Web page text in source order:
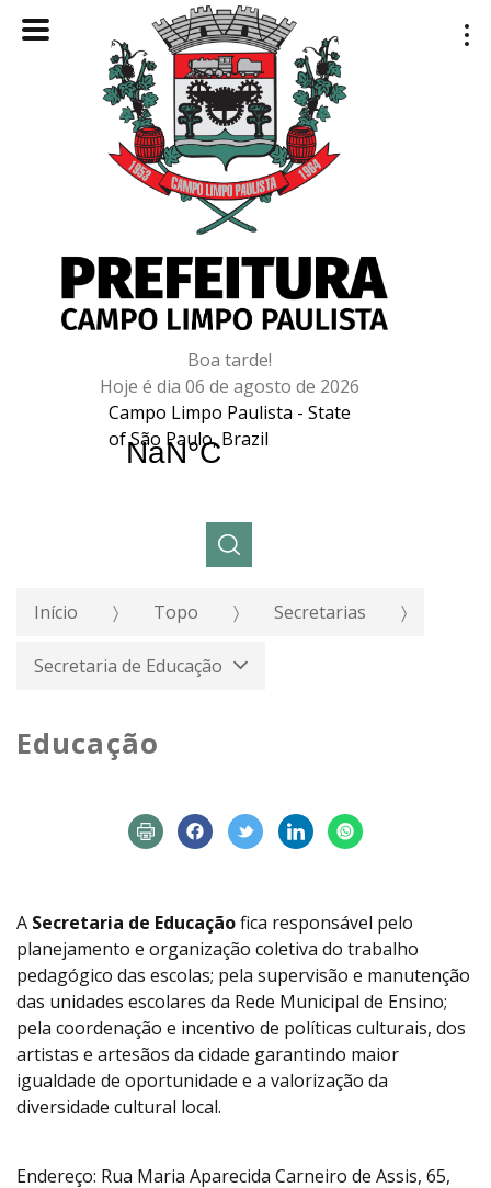
Boa tarde!
Hoje é dia 06 de agosto de 2026
Campo Limpo Paulista - State
of São Paulo, Brazil
Início Topo Secretarias
Secretaria de Educação
Educação
A Secretaria de Educaçãofica responsável pelo
planejamento e organização coletiva do trabalho
pedagógico das escolas; pela supervisão e manutenção
das unidades escolares da Rede Municipal de Ensino;
pela coordenação e incentivo de políticas culturais, dos
artistas e artesãos da cidade garantindo maior
igualdade de oportunidade e a valorização da
diversidade cultural local.
Endereço: Rua Maria Aparecida Carneiro de Assis, 65,